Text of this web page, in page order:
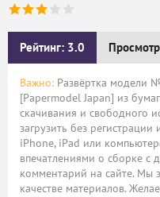
Рейтинг: 3.0
Важно: Развёртка модели
[Papermodel Japan] из
скачивания и свободного
загрузить без
iPhone, iPad или
впечатлениями о сборке с
комментарий на сайте. Мы
качестве материалов.